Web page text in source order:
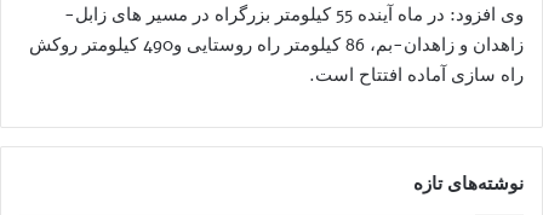
وی افزود: در ماه آینده 55 کیلومتر بزرگراه در مسیر های زابل-
زاهدان و زاهدان-بم، 86 کیلومتر راه روستایی و490 کیلومتر روکش
راه سازی آماده افتتاح است.
نوشته‌های تازه